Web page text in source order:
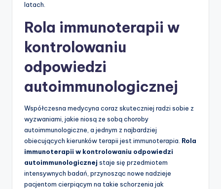
latach.
Rola immunoterapii w
kontrolowaniu
odpowiedzi
autoimmunologicznej
Współczesna medycyna coraz skuteczniej radzi sobie z
wyzwaniami, jakie niosą ze sobą choroby
autoimmunologiczne, a jednym z najbardziej
obiecujących kierunków terapii jest immunoterapia. Rola
immunoterapii w kontrolowaniu odpowiedzi
autoimmunologicznej staje się przedmiotem
intensywnych badań, przynosząc nowe nadzieje
pacjentom cierpiącym na takie schorzenia jak